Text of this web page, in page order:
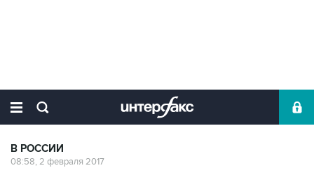
В РОССИИ
08:58, 2 февраля 2017